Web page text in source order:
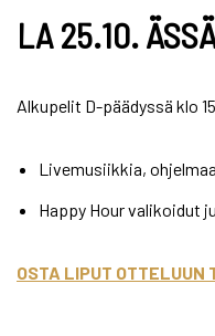
LA 25.10.
Alkupelit D-päädyssä klo
Livemusiikkia,
Happy Hour valikoidut
OSTA LIPUT OTTELUUN